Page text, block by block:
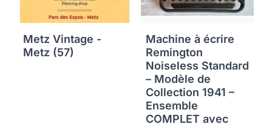
Metz Vintage -
Metz (57)
Machine à écrire
Remington
Noiseless Standard
– Modèle de
Collection 1941 –
Ensemble
COMPLET avec